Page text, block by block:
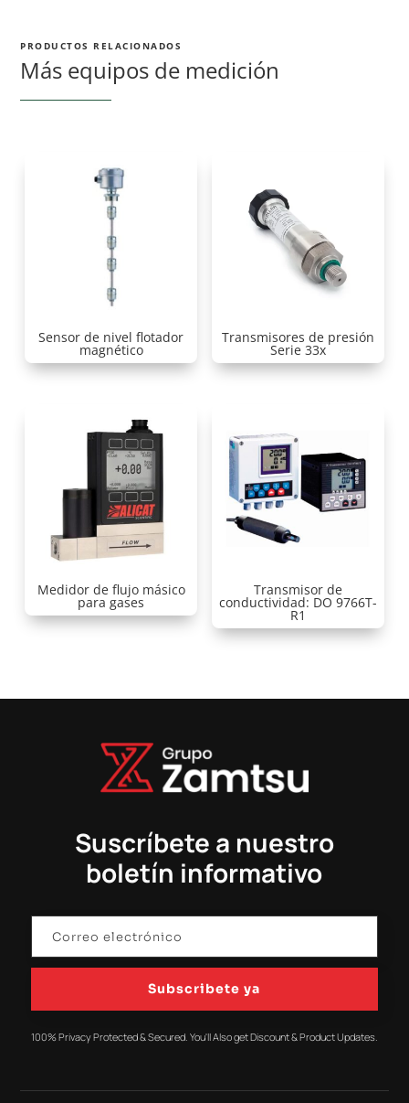
PRODUCTOS RELACIONADOS
Más equipos de medición
Sensor de nivel flotador
magnético
Transmisores de presión
Serie 33x
Medidor de flujo másico
para gases
Transmisor de
conductividad: DO 9766T-
R1
Suscríbete a nuestro
boletín informativo
Subscribete ya
100% Privacy Protected & Secured. You'll Also get Discount & Product Updates.